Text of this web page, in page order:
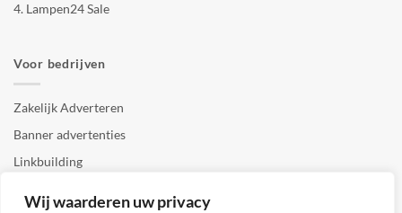
Wij waarderen uw privacy
4. Lampen24 Sale
Voor bedrijven
Zakelijk Adverteren
Banner advertenties
Linkbuilding